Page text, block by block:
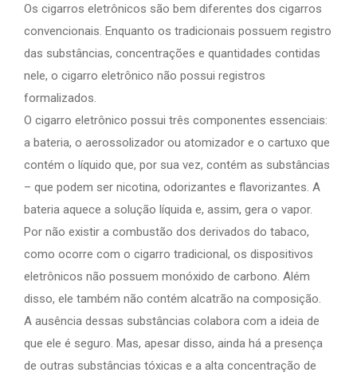
Os cigarros eletrônicos são bem diferentes dos cigarros
convencionais. Enquanto os tradicionais possuem registro
das substâncias, concentrações e quantidades contidas
nele, o cigarro eletrônico não possui registros
formalizados.
O cigarro eletrônico possui três componentes essenciais:
a bateria, o aerossolizador ou atomizador e o cartuxo que
contém o líquido que, por sua vez, contém as substâncias
– que podem ser nicotina, odorizantes e flavorizantes. A
bateria aquece a solução líquida e, assim, gera o vapor.
Por não existir a combustão dos derivados do tabaco,
como ocorre com o cigarro tradicional, os dispositivos
eletrônicos não possuem monóxido de carbono. Além
disso, ele também não contém alcatrão na composição.
A ausência dessas substâncias colabora com a ideia de
que ele é seguro. Mas, apesar disso, ainda há a presença
de outras substâncias tóxicas e a alta concentração de